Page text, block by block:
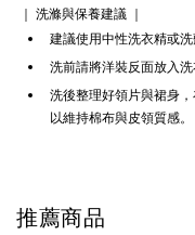
｜ 洗滌與保養建議 ｜
建議使用中性洗衣精或洗
洗前請將洋裝反面放入
洗後整理好領片與裙身
以維持棉布與皮領質感。
推薦商品